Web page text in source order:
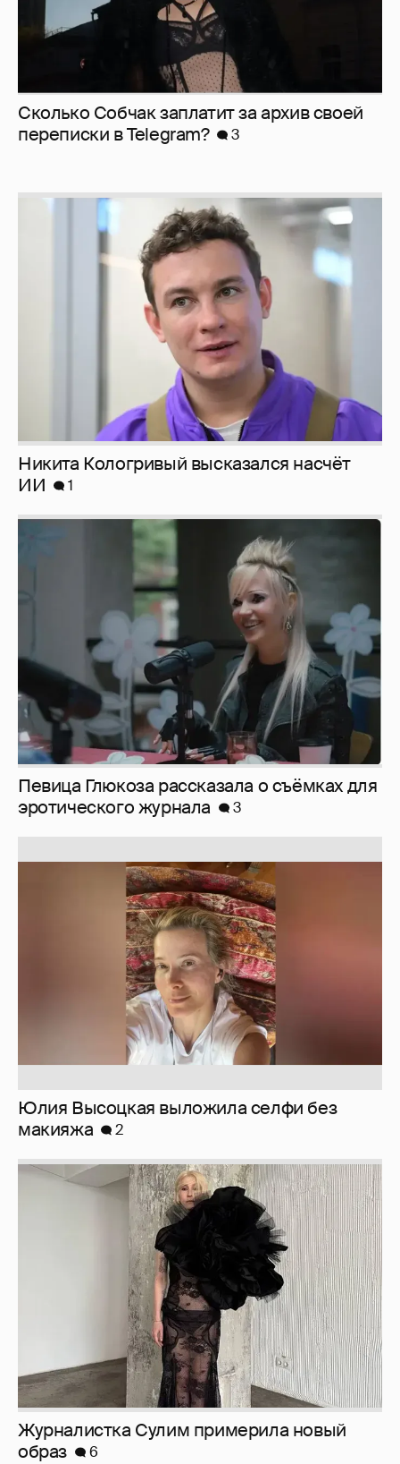
Сколько Собчак заплатит за архив своей
перeписки в Telegram?
3
Никита Кологривый высказался насчёт
ИИ
1
Певица Глюкоза рассказала о съёмках для
эротического журнала
3
Юлия Высоцкая выложила селфи без
макияжа
2
Журналистка Сулим примерила новый
образ
6